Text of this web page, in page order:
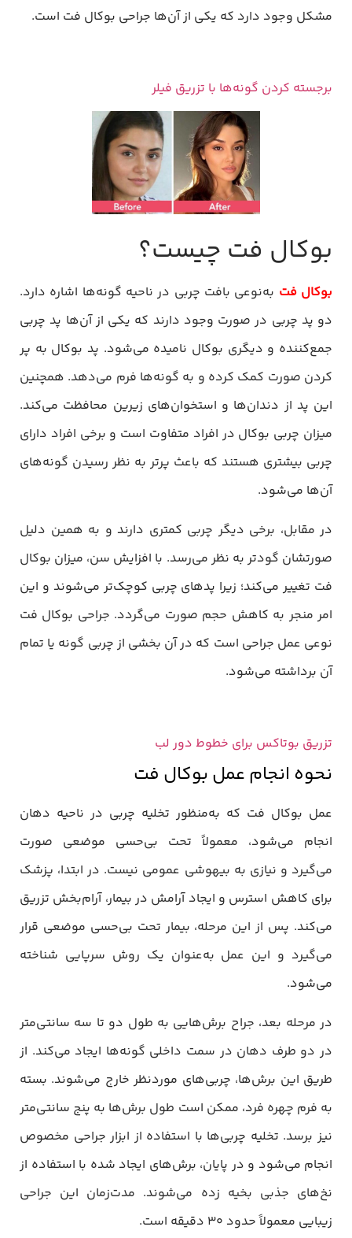
مشکل وجود دارد که یکی از آن‌ها جراحی بوکال فت است.
برجسته کردن گونه‌ها با تزریق فیلر
بوکال فت چیست؟
بوکال فت به‌نوعی بافت چربی در ناحیه گونه‌ها اشاره دارد.
دو پد چربی در صورت وجود دارند که یکی از آن‌ها پد چربی
جمع‌کننده و دیگری بوکال نامیده می‌شود. پد بوکال به پر
کردن صورت کمک کرده و به گونه‌ها فرم می‌دهد. همچنین
این پد از دندان‌ها و استخوان‌های زیرین محافظت می‌کند.
میزان چربی بوکال در افراد متفاوت است و برخی افراد دارای
چربی بیشتری هستند که باعث پرتر به نظر رسیدن گونه‌های
آن‌ها می‌شود.
در مقابل، برخی دیگر چربی کمتری دارند و به همین دلیل
صورتشان گودتر به نظر می‌رسد. با افزایش سن، میزان بوکال
فت تغییر می‌کند؛ زیرا پدهای چربی کوچک‌تر می‌شوند و این
امر منجر به کاهش حجم صورت می‌گردد. جراحی بوکال فت
نوعی عمل جراحی است که در آن بخشی از چربی گونه یا تمام
آن برداشته می‌شود.
تزریق بوتاکس برای خطوط دور لب
نحوه انجام عمل بوکال فت
عمل بوکال فت که به‌منظور تخلیه چربی در ناحیه دهان
انجام می‌شود، معمولاً تحت بی‌حسی موضعی صورت
می‌گیرد و نیازی به بیهوشی عمومی نیست. در ابتدا، پزشک
برای کاهش استرس و ایجاد آرامش در بیمار، آرام‌بخش تزریق
می‌کند. پس از این مرحله، بیمار تحت بی‌حسی موضعی قرار
می‌گیرد و این عمل به‌عنوان یک روش سرپایی شناخته
می‌شود.
در مرحله بعد، جراح برش‌هایی به طول دو تا سه سانتی‌متر
در دو طرف دهان در سمت داخلی گونه‌ها ایجاد می‌کند. از
طریق این برش‌ها، چربی‌های موردنظر خارج می‌شوند. بسته
به فرم چهره فرد، ممکن است طول برش‌ها به پنج سانتی‌متر
نیز برسد. تخلیه چربی‌ها با استفاده از ابزار جراحی مخصوص
انجام می‌شود و در پایان، برش‌های ایجاد شده با استفاده از
نخ‌های جذبی بخیه زده می‌شوند. مدت‌زمان این جراحی
زیبایی معمولاً حدود ۳۰ دقیقه است.